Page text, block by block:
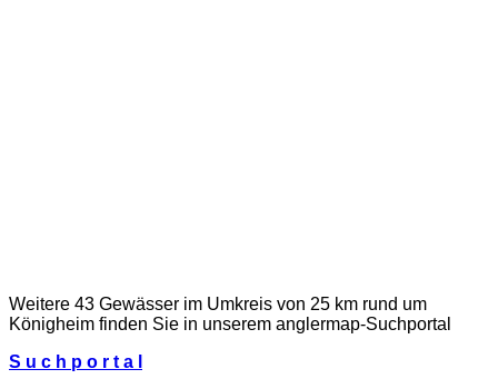
Weitere 43 Gewässer im Umkreis von 25 km rund um
Königheim finden Sie in unserem anglermap-Suchportal
S u c h p o r t a l